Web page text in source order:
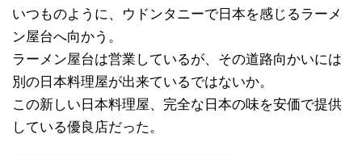
いつものように、ウドンタニーで日本を感じるラーメ
ン屋台へ向かう。
ラーメン屋台は営業しているが、その道路向かいには
別の日本料理屋が出来ているではないか。
この新しい日本料理屋、完全な日本の味を安価で提供
している優良店だった。